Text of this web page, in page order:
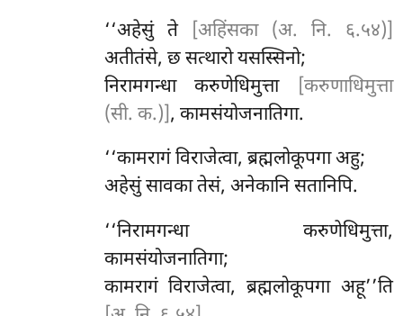
‘‘अहेसुं ते
[अहिंसका (अ. नि. ६.५४)]
अतीतंसे, छ सत्थारो यसस्सिनो;
निरामगन्धा करुणेधिमुत्ता
[करुणाधिमुत्ता
(सी. क.)] , कामसंयोजनातिगा.
‘‘कामरागं विराजेत्वा, ब्रह्मलोकूपगा अहु;
अहेसुं सावका तेसं, अनेकानि सतानिपि.
‘‘निरामगन्धा करुणेधिमुत्ता,
कामसंयोजनातिगा;
कामरागं विराजेत्वा, ब्रह्मलोकूपगा अहू’’ति